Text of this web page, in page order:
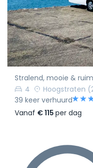
Stralend, mooie &
4
Hoogstraten
39 keer verhuurd
Vanaf € 115 per dag